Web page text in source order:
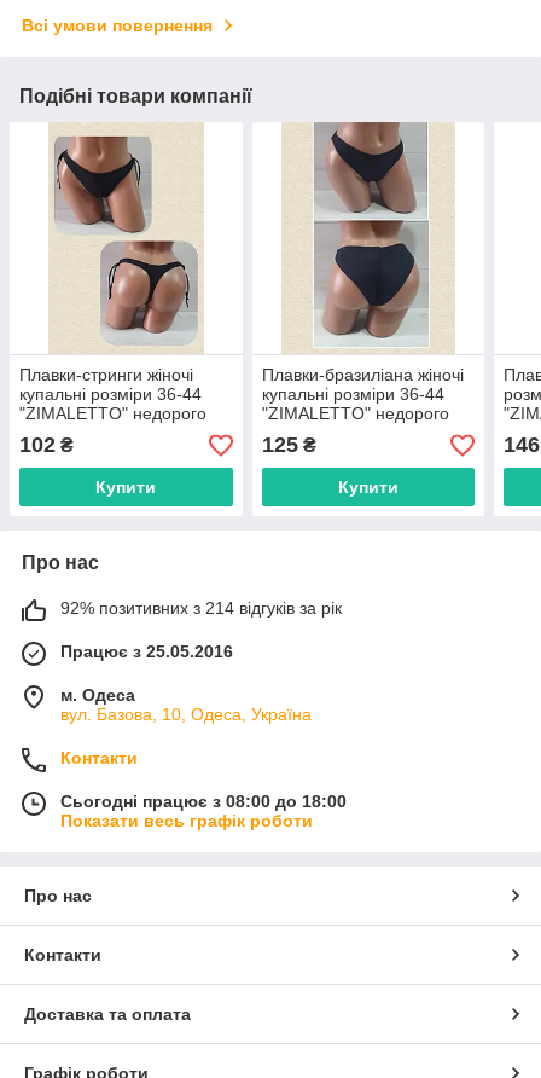
Всі умови повернення
Подібні товари компанії
Плавки-стринги жіночі
купальні розміри 36-44
"ZIMALETTO" недорого
від прямого
постачальника
102 ₴
Купити
Плавки-бразиліана жіночі
купальні розміри 36-44
"ZIMALETTO" недорого
від прямого
постачальника
125₴
Купити
від
146
Про нас
92% позитивних з 214 відгуків за рік
Працює з 25.05.2016
м. Одеса
вул. Базова, 10, Одеса, Україна
Контакти
Сьогодні працює з 08:00 до 18:00
Показати весь графік роботи
Про нас
Контакти
Доставка та оплата
Графік роботи